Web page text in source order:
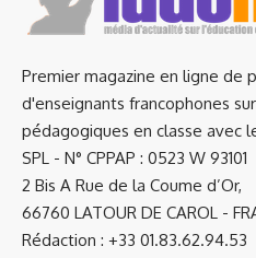
Premier magazine en ligne de
d'enseignants francophones
pédagogiques en classe avec
SPL - N° CPPAP : 0523 W 93101
2 Bis A Rue de la Coume d’Or,
66760 LATOUR DE CAROL -
Rédaction : +33 01.83.62.94.53